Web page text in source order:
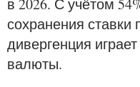
сохранения
дивергенция
валюты.